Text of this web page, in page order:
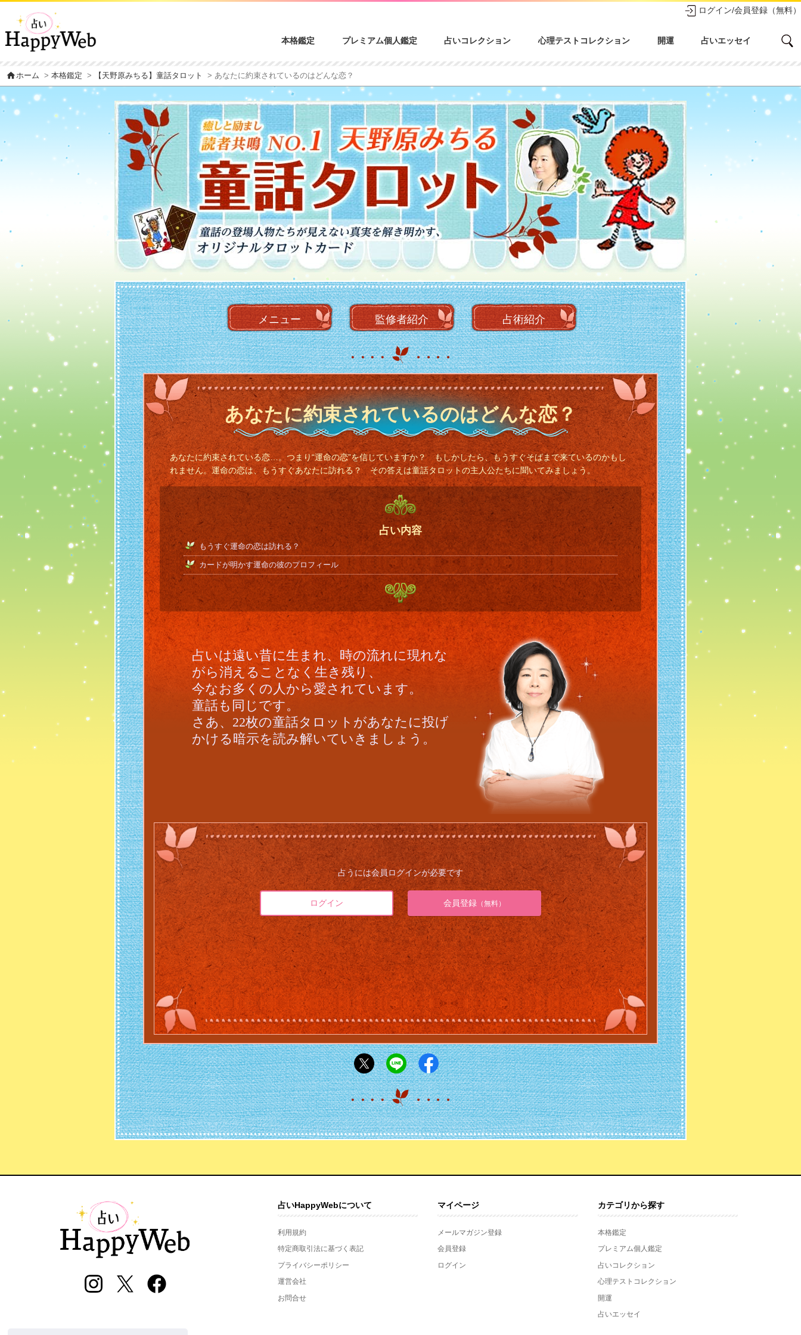
ログイン/会員登録（無料）
本格鑑定 プレミアム個人鑑定 占いコレクション 心理テストコレクション 開運 占いエッセイ
homeホーム > 本格鑑定 > 【天野原みちる】童話タロット > あなたに約束されているのはどんな恋？
メニュー 監修者紹介 占術紹介
あなたに約束されているのはどんな恋？
あなたに約束されている恋…。つまり“運命の恋”を信じていますか？ もしかしたら、もうすぐそばまで来ているのかもし
れません。運命の恋は、もうすぐあなたに訪れる？ その答えは童話タロットの主人公たちに聞いてみましょう。
占い内容
もうすぐ運命の恋は訪れる？
カードが明かす運命の彼のプロフィール
占いは遠い昔に生まれ、時の流れに現れな
がら消えることなく生き残り、
今なお多くの人から愛されています。
童話も同じです。
さあ、22枚の童話タロットがあなたに投げ
かける暗示を読み解いていきましょう。
占うには会員ログインが必要です
ログイン 会員登録 （無料）
占いHappyWebについて
利用規約
特定商取引法に基づく表記
プライバシーポリシー
運営会社
お問合せ
マイページ
メールマガジン登録
会員登録
ログイン
カテゴリから探す
本格鑑定
プレミアム個人鑑定
占いコレクション
心理テストコレクション
開運
占いエッセイ